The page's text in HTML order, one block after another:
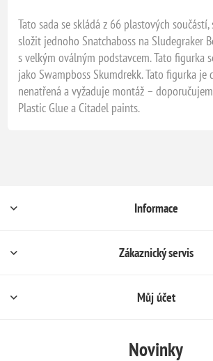
Tato sada se skládá z 66 plastových
složit jednoho Snatchaboss na Sludegraker
s velkým oválným podstavcem. Tato figurka
jako Swampboss Skumdrekk. Tato figurka je
nenatřená a vyžaduje montáž –
Plastic Glue a Citadel paints.
Informace
Zákaznický servis
Můj účet
Novinky